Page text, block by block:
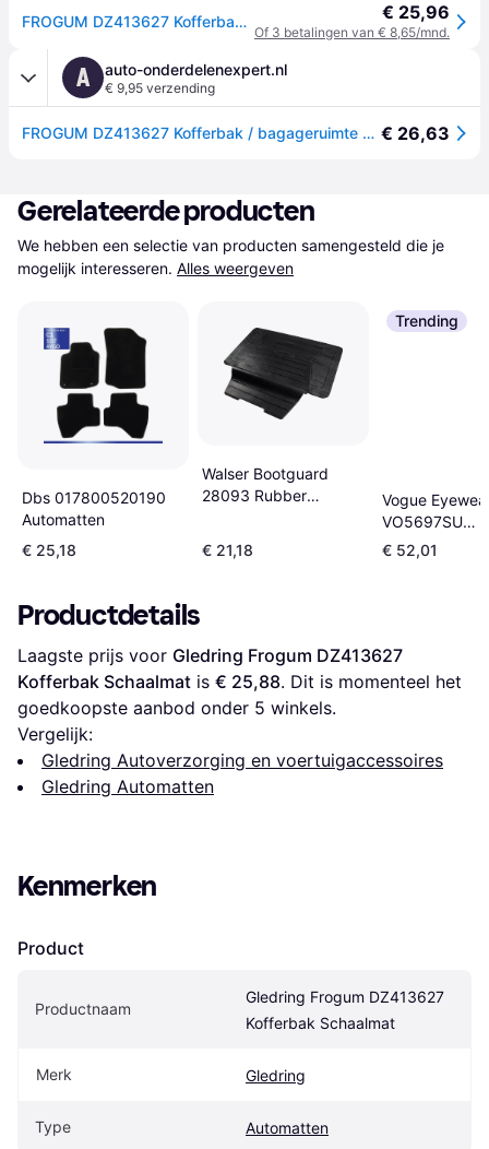
FROGUM DZ413627 Kofferbak / bagageruimte schaalmat Rubber, Op maat gemaakt € 25,96
Of 3 betalingen van € 8,65/mnd.
A auto-onderdelenexpert.nl
€ 9,95 verzending
FROGUM DZ413627 Kofferbak / bagageruimte schaalmat Kofferruimte € 26,63
Gerelateerde producten
We hebben een selectie van producten samengesteld die je
mogelijk interesseren. Alles weergeven
Dbs 017800520190
Automatten
€ 25,18
Walser Bootguard
28093 Rubber
€ 21,18
Trending
Vogue
VO5697SU
Sunglasses
Bordeaux
€ 52,01
Productdetails
Laagste prijs voor Gledring Frogum DZ413627
Kofferbak Schaalmat is € 25,88. Dit is momenteel het
goedkoopste aanbod onder 5 winkels.
Vergelijk:
Gledring Autoverzorging en voertuigaccessoires
Gledring Automatten
Kenmerken
Product
Productnaam
Gledring Frogum DZ413627
Kofferbak Schaalmat
Merk Gledring
Type Automatten